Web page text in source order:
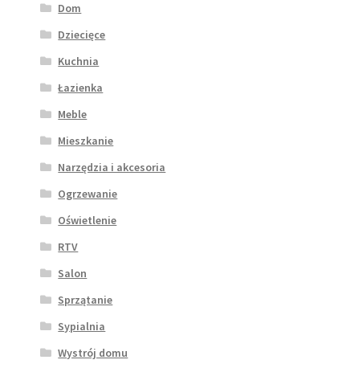
Dom
Dziecięce
Kuchnia
Łazienka
Meble
Mieszkanie
Narzędzia i akcesoria
Ogrzewanie
Oświetlenie
RTV
Salon
Sprzątanie
Sypialnia
Wystrój domu